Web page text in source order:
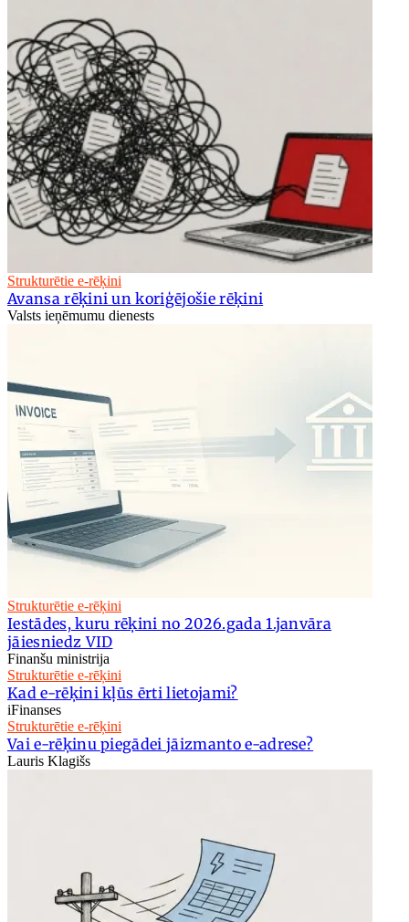
Strukturētie e-rēķini
Avansa rēķini un koriģējošie rēķini
Valsts ieņēmumu dienests
Strukturētie e-rēķini
Iestādes, kuru rēķini no 2026.gada 1.janvāra
jāiesniedz VID
Finanšu ministrija
Strukturētie e-rēķini
Kad e-rēķini kļūs ērti lietojami?
iFinanses
Strukturētie e-rēķini
Vai e-rēķinu piegādei jāizmanto e-adrese?
Lauris Klagišs